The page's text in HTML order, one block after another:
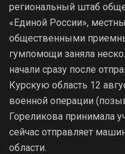
региональный штаб
«Единой России»,
общественными
гумпомощи заняла
начали сразу после
Курскую область 12
военной операции
Гореликова принимала
сейчас отправляет
области.